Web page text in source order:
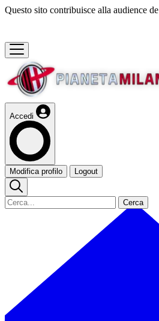
Questo sito contribuisce alla audience de
Accedi
Modifica profilo Logout
Cerca